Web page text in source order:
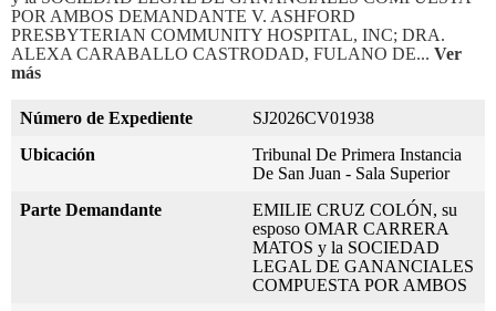
POR AMBOS DEMANDANTE V. ASHFORD
PRESBYTERIAN COMMUNITY HOSPITAL, INC; DRA.
ALEXA CARABALLO CASTRODAD, FULANO DE... Ver
más
Número de Expediente
SJ2026CV01938
Ubicación
Tribunal De Primera Instancia
De San Juan - Sala Superior
Parte Demandante
EMILIE CRUZ COLÓN, su
esposo OMAR CARRERA
MATOS y la SOCIEDAD
LEGAL DE GANANCIALES
COMPUESTA POR AMBOS